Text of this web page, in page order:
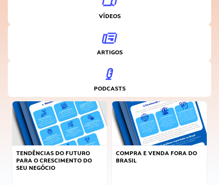
VÍDEOS
ARTIGOS
PODCASTS
TENDÊNCIAS DO FUTURO
PARA O CRESCIMENTO DO
SEU NEGÓCIO
COMPRA E VENDA FORA DO
BRASIL